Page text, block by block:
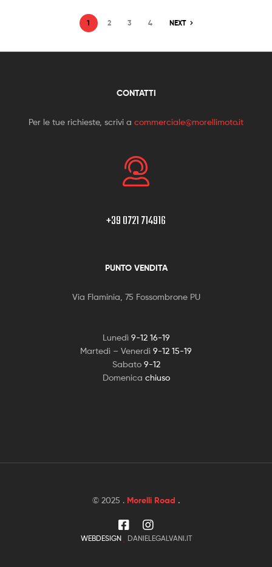
1 2 3 4 NEXT
CONTATTI
Per le tue richieste, scrivi a commerciale@morellimoto.it
+39 0721 714916
PUNTO VENDITA
Via Flaminia, 75 Fossombrone PU
Lunedì 9-12 16-19
Martedì – Venerdì 9-12 15-19
Sabato 9-12
Domenica chiuso
© 2025 . Morelli Road .
WEBDESIGN DANIELEGALVANI.IT